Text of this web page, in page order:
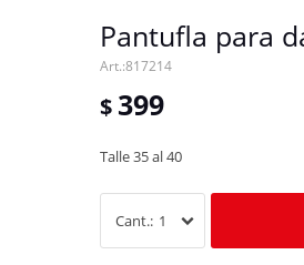
Pantufla para
817214
$ 399
Talle 35 al 40
1